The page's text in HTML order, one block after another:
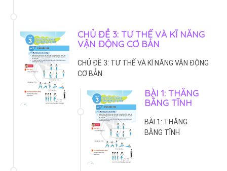
CHỦ ĐỀ 3: TƯ THẾ VÀ KĨ NĂNG
VẬN ĐỘNG CƠ BẢN
CHỦ ĐỀ 3: TƯ THẾ VÀ KĨ NĂNG VẬN ĐỘNG
CƠ BẢN
BÀI 1: THĂNG
BẰNG TĨNH
BÀI 1: THĂNG
BẰNG TĨNH